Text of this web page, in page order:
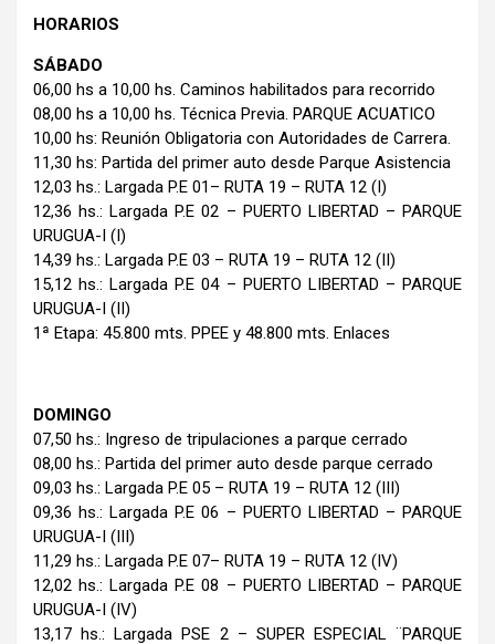
HORARIOS
SÁBADO
06,00 hs a 10,00 hs. Caminos habilitados para recorrido
08,00 hs a 10,00 hs. Técnica Previa. PARQUE ACUATICO
10,00 hs: Reunión Obligatoria con Autoridades de Carrera.
11,30 hs: Partida del primer auto desde Parque Asistencia
12,03 hs.: Largada P.E 01– RUTA 19 – RUTA 12 (I)
12,36 hs.: Largada P.E 02 – PUERTO LIBERTAD – PARQUE
URUGUA-I (I)
14,39 hs.: Largada P.E 03 – RUTA 19 – RUTA 12 (II)
15,12 hs.: Largada P.E 04 – PUERTO LIBERTAD – PARQUE
URUGUA-I (II)
1ª Etapa: 45.800 mts. PPEE y 48.800 mts. Enlaces
DOMINGO
07,50 hs.: Ingreso de tripulaciones a parque cerrado
08,00 hs.: Partida del primer auto desde parque cerrado
09,03 hs.: Largada P.E 05 – RUTA 19 – RUTA 12 (III)
09,36 hs.: Largada P.E 06 – PUERTO LIBERTAD – PARQUE
URUGUA-I (III)
11,29 hs.: Largada P.E 07– RUTA 19 – RUTA 12 (IV)
12,02 hs.: Largada P.E 08 – PUERTO LIBERTAD – PARQUE
URUGUA-I (IV)
13,17 hs.: Largada PSE 2 – SUPER ESPECIAL ¨PARQUE